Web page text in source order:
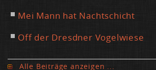
Mei Mann hat Nacht­schicht
Off der Dresd­ner Vo­gel­wie­se
Al­le Bei­trä­ge an­zei­gen ...